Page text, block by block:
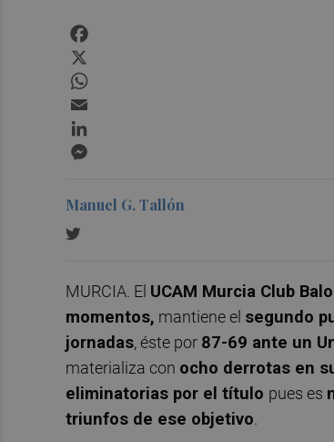
Manuel G. Tallón
MURCIA. El UCAM Murcia Club
momentos, mantiene el segundo
jornadas, éste por 87-69 ante un
materializa con ocho derrotas en
eliminatorias por el título pues es
triunfos de ese objetivo.